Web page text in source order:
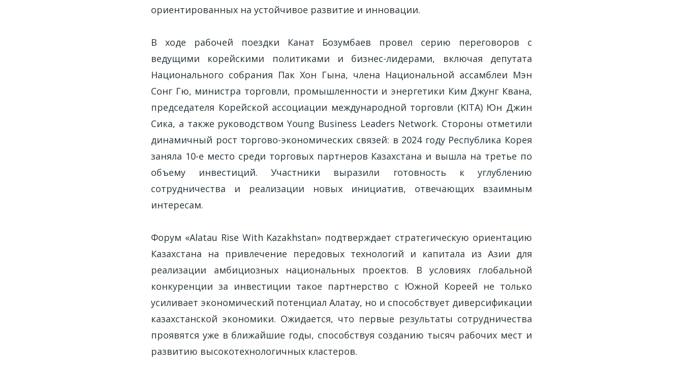
ориентированных на устойчивое развитие и инновации.
В ходе рабочей поездки Канат Бозумбаев провел серию переговоров с
ведущими корейскими политиками и бизнес-лидерами, включая депутата
Национального собрания Пак Хон Гына, члена Национальной ассамблеи Мэн
Сонг Гю, министра торговли, промышленности и энергетики Ким Джунг Квана,
председателя Корейской ассоциации международной торговли (KITA) Юн Джин
Сика, а также руководством Young Business Leaders Network. Стороны отметили
динамичный рост торгово-экономических связей: в 2024 году Республика Корея
заняла 10-е место среди торговых партнеров Казахстана и вышла на третье по
объему инвестиций. Участники выразили готовность к углублению
сотрудничества и реализации новых инициатив, отвечающих взаимным
интересам.
Форум «Alatau Rise With Kazakhstan» подтверждает стратегическую ориентацию
Казахстана на привлечение передовых технологий и капитала из Азии для
реализации амбициозных национальных проектов. В условиях глобальной
конкуренции за инвестиции такое партнерство с Южной Кореей не только
усиливает экономический потенциал Алатау, но и способствует диверсификации
казахстанской экономики. Ожидается, что первые результаты сотрудничества
проявятся уже в ближайшие годы, способствуя созданию тысяч рабочих мест и
развитию высокотехнологичных кластеров.